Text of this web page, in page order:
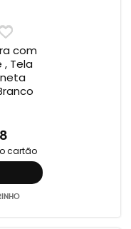
com
Tela
cartão